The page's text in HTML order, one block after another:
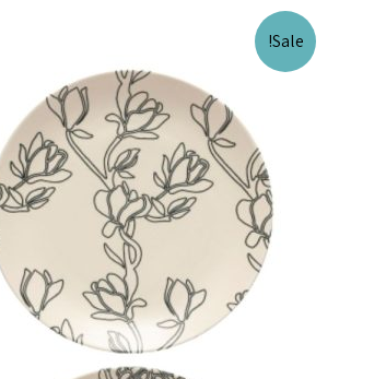
Sale!